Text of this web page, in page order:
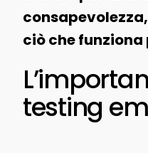
ciò che
testing